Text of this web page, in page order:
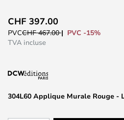
to
the
the
gallery
304L60 Applique Murale Rouge -
CHF 397.00
PVCCHF 467.00
PVC -15%
TVA incluse